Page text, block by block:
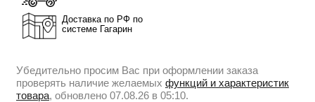
Доставка по РФ по
системе Гагарин
Убедительно просим Вас при оформлении заказа
проверять наличие желаемых функций и характеристик
товара, обновлено 07.08.26 в 05:10.